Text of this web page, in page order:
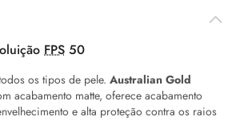
FPS 50
os tipos de pele. Australian Gold
acabamento matte, oferece acabamento
e alta proteção contra os raios